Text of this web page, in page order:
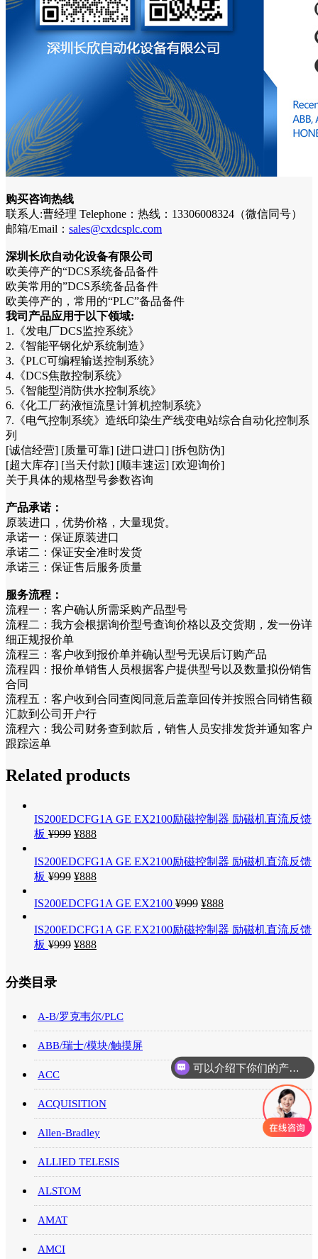
购买咨询热线
联系人:曹经理 Telephone：热线：13306008324（微信同号）
邮箱/Email： sales@cxdcsplc.com
深圳长欣自动化设备有限公司
欧美停产的“DCS系统备品备件
欧美常用的”DCS系统备品备件
欧美停产的，常用的“PLC”备品备件
我司产品应用于以下领域:
1.《发电厂DCS监控系统》
2.《智能平钢化炉系统制造》
3.《PLC可编程输送控制系统》
4.《DCS焦散控制系统》
5.《智能型消防供水控制系统》
6.《化工厂药液恒流垦计算机控制系统》
7.《电气控制系统》造纸印染生产线变电站综合自动化控制系
列
[诚信经营] [质量可靠] [进口进口] [拆包防伪]
[超大库存] [当天付款] [顺丰速运] [欢迎询价]
关于具体的规格型号参数咨询
产品承诺：
原装进口，优势价格，大量现货。
承诺一：保证原装进口
承诺二：保证安全准时发货
承诺三：保证售后服务质量
服务流程：
流程一：客户确认所需采购产品型号
流程二：我方会根据询价型号查询价格以及交货期，发一份详
细正规报价单
流程三：客户收到报价单并确认型号无误后订购产品
流程四：报价单销售人员根据客户提供型号以及数量拟份销售
合同
流程五：客户收到合同查阅同意后盖章回传并按照合同销售额
汇款到公司开户行
流程六：我公司财务查到款后，销售人员安排发货并通知客户
跟踪运单
Related products
IS200EDCFG1A GE EX2100励磁控制器 励磁机直流反馈
板 ¥999 ¥888
IS200EDCFG1A GE EX2100励磁控制器 励磁机直流反馈
板 ¥999 ¥888
IS200EDCFG1A GE EX2100 ¥999 ¥888
IS200EDCFG1A GE EX2100励磁控制器 励磁机直流反馈
板 ¥999 ¥888
分类目录
A-B/罗克韦尔/PLC
ABB/瑞士/模块/触摸屏
ACC
ACQUISITION
Allen-Bradley
ALLIED TELESIS
ALSTOM
AMAT
AMCI
你们是怎么收费的呢